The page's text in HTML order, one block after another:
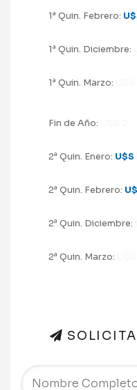
1a Quin. Febrero:
1a Quin. Diciembre:
1a Quin. Marzo:
Fin de Año:
2a Quin. Enero:
2a Quin. Febrero:
2a Quin. Diciembre:
2a Quin. Marzo: